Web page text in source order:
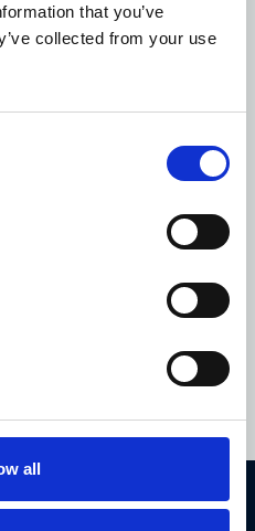
that you’ve
collected from your use
all
отдых и
на Крите.